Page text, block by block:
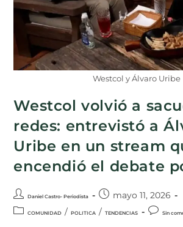
Westcol y Álvaro Uribe
Westcol volvió a
redes: entrevistó a
Uribe en un stream
encendió el debate
Daniel Castro- Periodista mayo 11, 2026
COMUNIDAD / POLITICA / TENDENCIAS Sin